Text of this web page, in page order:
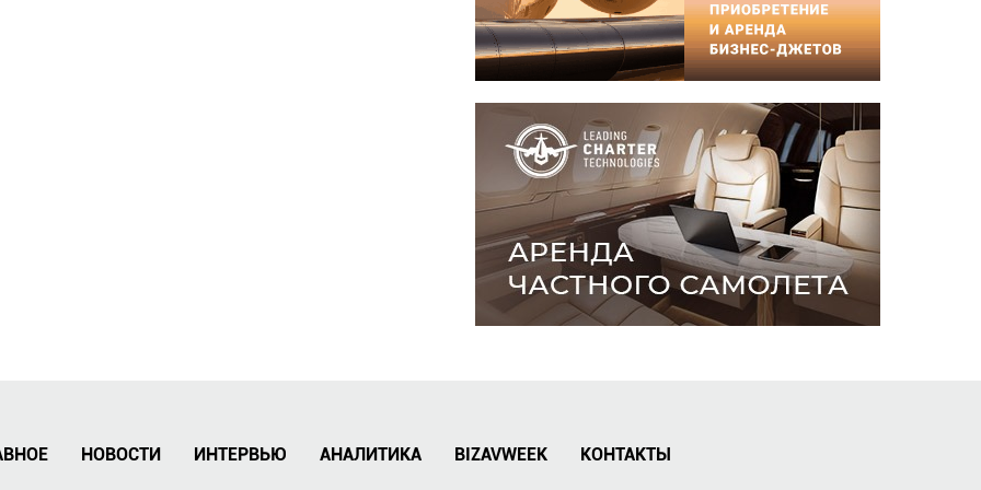
НОВОСТИ ИНТЕРВЬЮ АНАЛИТИКА BIZAVWEEK КОНТАКТЫ